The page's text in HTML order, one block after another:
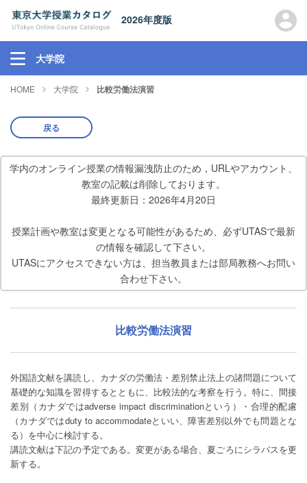
2026年度版
大学院
HOME 大学院 比較労働法演習
戻る
学内のオンライン授業の情報漏洩防止のため，URLやアカウント、
教室の記載は削除しております。
最終更新日：2026年4月20日
授業計画や教室は変更となる可能性があるため、必ずUTASで最新
の情報を確認して下さい。
UTASにアクセスできない方は、担当教員または部局教務へお問い
合わせ下さい。
比較労働法演習
外国語文献を講読し、カナダの労働法・差別禁止法上の諸問題について
基礎的な知識を習得するとともに、比較法的な考察を行う。特に、間接
差別（カナダではadverse impact discriminationという）・合理的配慮
（カナダではduty to accommodateといい、障害差別以外でも問題とな
る）を中心に検討する。
講読文献は下記の予定である。変更がある場合、夏ごろにシラバスを更
新する。